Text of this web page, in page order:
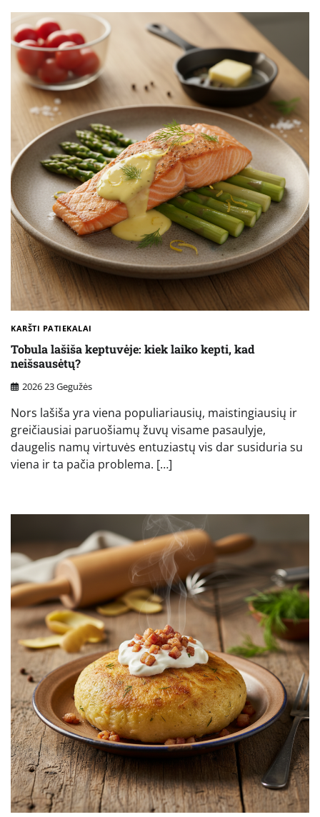
KARŠTI PATIEKALAI
Tobula lašiša keptuvėje: kiek laiko kepti, kad
neišsausėtų?
2026 23 Gegužės
Nors lašiša yra viena populiariausių, maistingiausių ir
greičiausiai paruošiamų žuvų visame pasaulyje,
daugelis namų virtuvės entuziastų vis dar susiduria su
viena ir ta pačia problema. […]